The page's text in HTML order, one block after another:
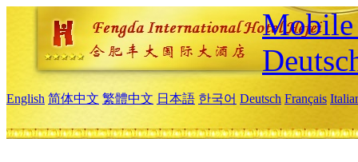
Mobile
English 简体中文 繁體中文 日本語 한국어 Deutsch Français